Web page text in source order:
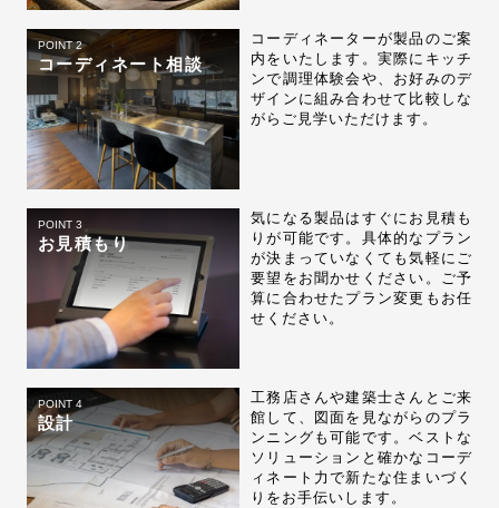
POINT 2
コーディネート相談
コーディネーターが製品のご案
内をいたします。実際にキッチ
ンで調理体験会や、お好みのデ
ザインに組み合わせて比較しな
がらご見学いただけます。
POINT 3
お見積もり
気になる製品はすぐにお見積も
りが可能です。具体的なプラン
が決まっていなくても気軽にご
要望をお聞かせください。ご予
算に合わせたプラン変更もお任
せください。
POINT 4
設計
工務店さんや建築士さんとご来
館して、図面を見ながらのプラ
ンニングも可能です。ベストな
ソリューションと確かなコーデ
ィネート力で新たな住まいづく
りをお手伝いします。